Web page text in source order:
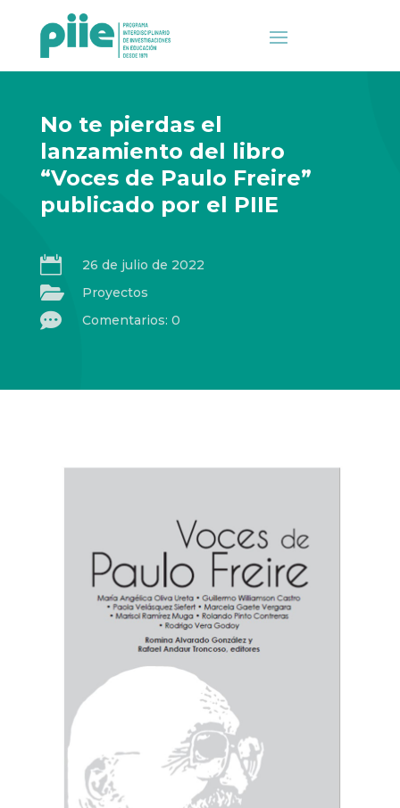
No te pierdas el
lanzamiento del libro
“Voces de Paulo Freire”
publicado por el PIIE
 26 de julio de 2022
 Proyectos
 Comentarios: 0